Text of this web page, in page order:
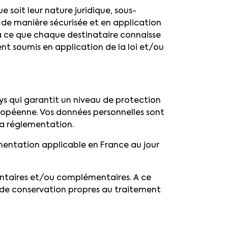
soit leur nature juridique, sous-
manière sécurisée et en application
ce que chaque destinataire connaisse
soumis en application de la loi et/ou
qui garantit un niveau de protection
Vos données personnelles sont
réglementation.
applicable en France au jour
et/ou complémentaires. A ce
conservation propres au traitement